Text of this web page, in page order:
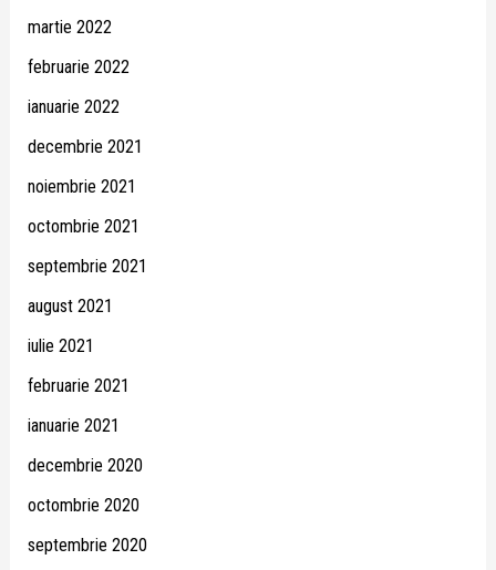
martie 2022
februarie 2022
ianuarie 2022
decembrie 2021
noiembrie 2021
octombrie 2021
septembrie 2021
august 2021
iulie 2021
februarie 2021
ianuarie 2021
decembrie 2020
octombrie 2020
septembrie 2020